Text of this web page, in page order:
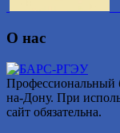
О нас
Профессиональный
на-Дону. При
сайт обязательна.